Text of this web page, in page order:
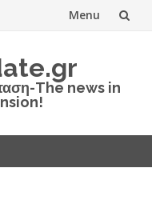
Menu
The news in